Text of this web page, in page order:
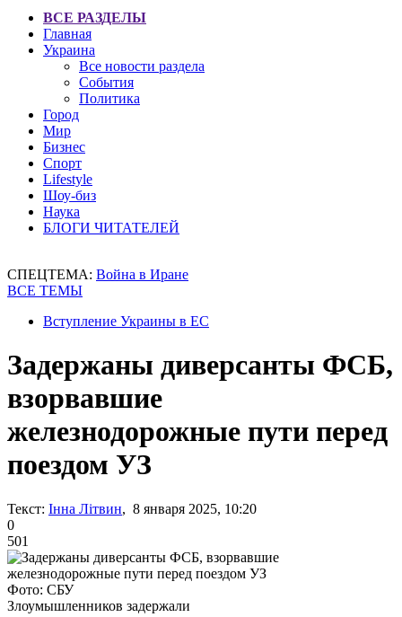
ВСЕ РАЗДЕЛЫ
Главная
Украина
Все новости раздела
События
Политика
Город
Мир
Бизнес
Спорт
Lifestyle
Шоу-биз
Наука
БЛОГИ ЧИТАТЕЛЕЙ
СПЕЦТЕМА: Война в Иране
ВСЕ ТЕМЫ
Вступление Украины в ЕС
Задержаны диверсанты ФСБ,
взорвавшие
железнодорожные пути перед
поездом УЗ
Текст: Інна Літвин, 8 января 2025, 10:20
0
501
Фото: СБУ
Злоумышленников задержали